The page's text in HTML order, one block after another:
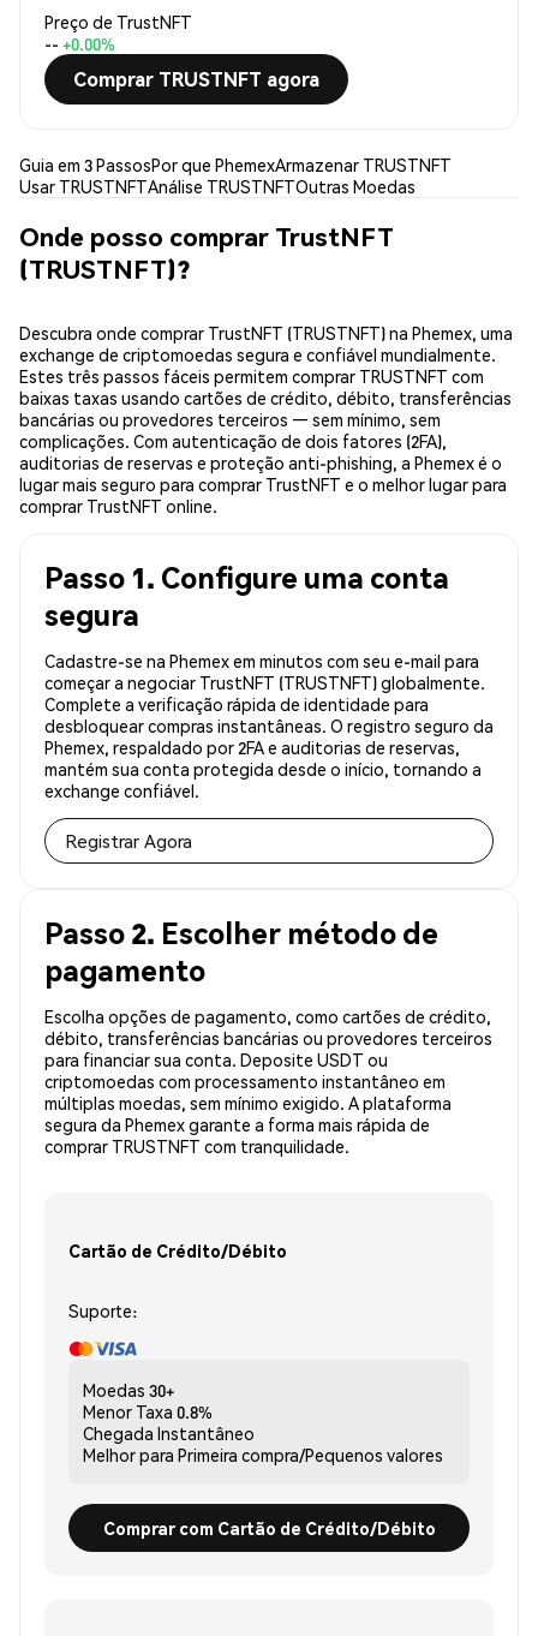
Preço de TrustNFT
-- +0.00%
Comprar TRUSTNFT agora
Guia em 3 PassosPor que PhemexArmazenar TRUSTNFT
Usar TRUSTNFTAnálise TRUSTNFTOutras Moedas
Onde posso comprar TrustNFT
(TRUSTNFT)?
Descubra onde comprar TrustNFT (TRUSTNFT) na Phemex, uma
exchange de criptomoedas segura e confiável mundialmente.
Estes três passos fáceis permitem comprar TRUSTNFT com
baixas taxas usando cartões de crédito, débito, transferências
bancárias ou provedores terceiros — sem mínimo, sem
complicações. Com autenticação de dois fatores (2FA),
auditorias de reservas e proteção anti-phishing, a Phemex é o
lugar mais seguro para comprar TrustNFT e o melhor lugar para
comprar TrustNFT online.
Passo 1. Configure uma conta
segura
Cadastre-se na Phemex em minutos com seu e-mail para
começar a negociar TrustNFT (TRUSTNFT) globalmente.
Complete a verificação rápida de identidade para
desbloquear compras instantâneas. O registro seguro da
Phemex, respaldado por 2FA e auditorias de reservas,
mantém sua conta protegida desde o início, tornando a
exchange confiável.
Registrar Agora
Passo 2. Escolher método de
pagamento
Escolha opções de pagamento, como cartões de crédito,
débito, transferências bancárias ou provedores terceiros
para financiar sua conta. Deposite USDT ou
criptomoedas com processamento instantâneo em
múltiplas moedas, sem mínimo exigido. A plataforma
segura da Phemex garante a forma mais rápida de
comprar TRUSTNFT com tranquilidade.
Cartão de Crédito/Débito
Suporte:
Moedas 30+
Menor Taxa 0.8%
Chegada Instantâneo
Melhor para Primeira compra/Pequenos valores
Comprar com Cartão de Crédito/Débito